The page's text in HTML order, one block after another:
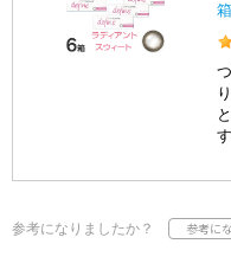
す
参考になりましたか？